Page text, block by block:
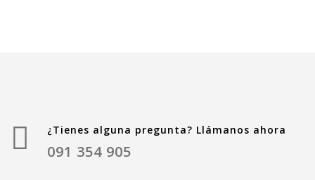
¿Tienes alguna pregunta? Llámanos ahora
091 354 905